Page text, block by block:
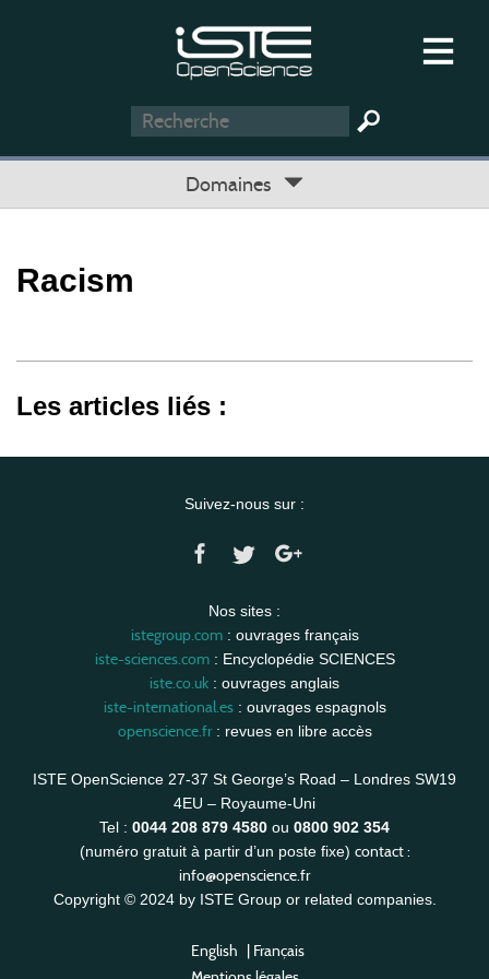
Domaines
Racism
Les articles liés :
Suivez-nous sur :
Nos sites :
istegroup.com: ouvrages français
iste-sciences.com: Encyclopédie SCIENCES
iste.co.uk : ouvrages anglais
iste-international.es: ouvrages espagnols
openscience.fr: revues en libre accès
ISTE OpenScience 27-37 St George’s Road – Londres SW19
4EU – Royaume-Uni
Tel : 0044 208 879 4580 ou 0800 902 354
(numéro gratuit à partir d’un poste fixe) contact :
info@openscience.fr
Copyright © 2024 by ISTE Group or related companies.
English | Français